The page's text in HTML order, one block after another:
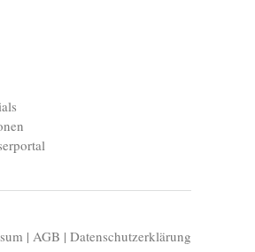
| AGB | Datenschutzerklärung